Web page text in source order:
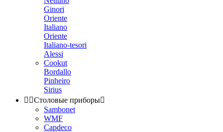
Ginori
Oriente
Italiano
Oriente
Italiano-tesori
Alessi
Cookut
Bordallo
Pinheiro
Sirius
 Столовые приборы
Sambonet
WMF
Capdeco